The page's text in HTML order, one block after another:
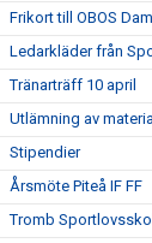
Frikort till OBOS
Ledarkläder från
Tränarträff 10 april
Utlämning av
Stipendier
Årsmöte Piteå IF FF
Tromb